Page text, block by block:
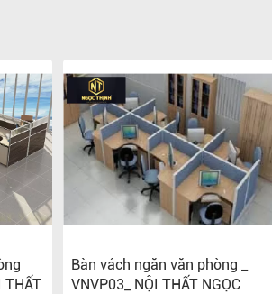
THẤT
Bàn vách ngăn văn phòng _
VNVP03_ NỘI THẤT NGỌC